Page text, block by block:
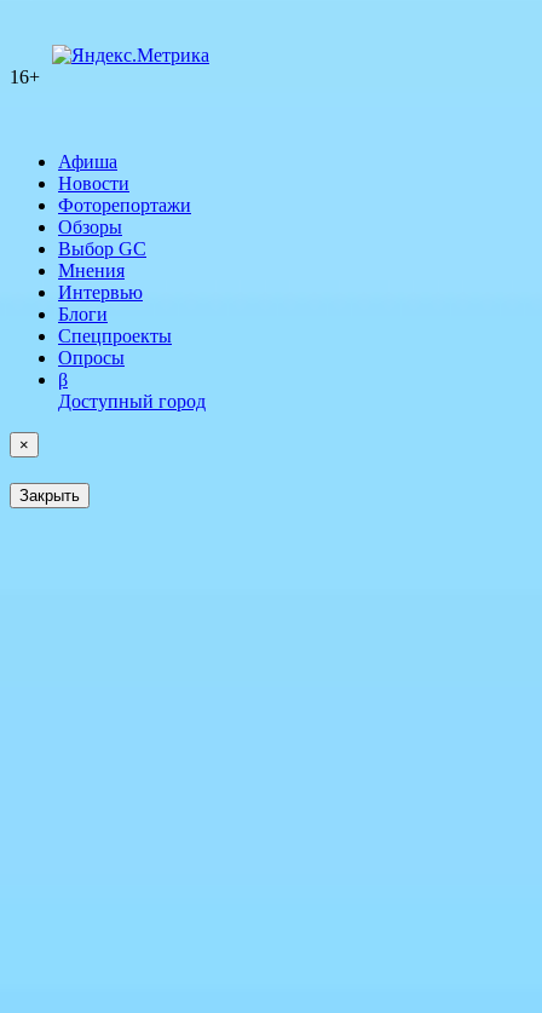
16+
Афиша
Новости
Фоторепортажи
Обзоры
Выбор GC
Мнения
Интервью
Блоги
Спецпроекты
Опросы
β
Доступный город
×
Закрыть